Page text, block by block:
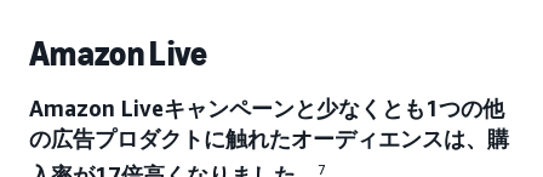
Amazon Live
Amazon Liveキャンペーンと少なくとも1つの他
の広告プロダクトに触れたオーディエンスは、購
7